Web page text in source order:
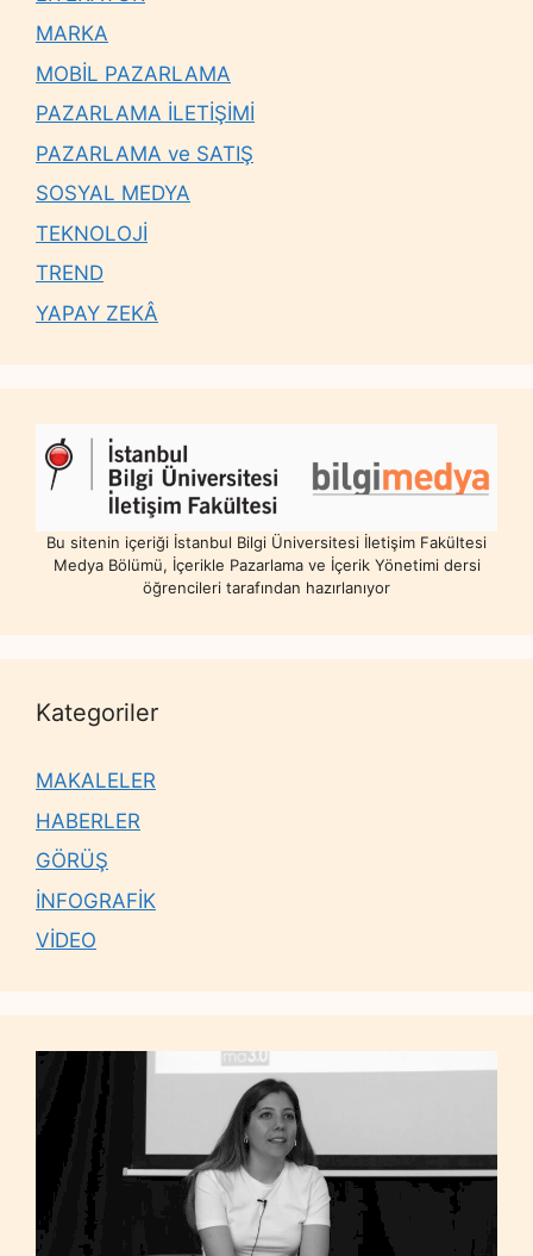
MARKA
MOBİL PAZARLAMA
PAZARLAMA İLETİŞİMİ
PAZARLAMA ve SATIŞ
SOSYAL MEDYA
TEKNOLOJİ
TREND
YAPAY ZEKÂ
Bu sitenin içeriği İstanbul Bilgi Üniversitesi İletişim Fakültesi
Medya Bölümü, İçerikle Pazarlama ve İçerik Yönetimi dersi
öğrencileri tarafından hazırlanıyor
Kategoriler
MAKALELER
HABERLER
GÖRÜŞ
İNFOGRAFİK
VİDEO